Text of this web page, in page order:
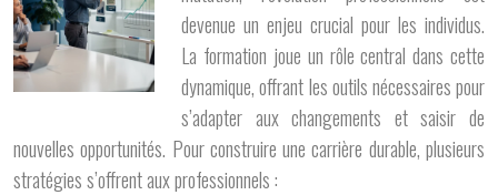
devenue un enjeu crucial pour les individus.
La formation joue un rôle central dans cette
dynamique, offrant les outils nécessaires pour
s’adapter aux changements et saisir de
nouvelles opportunités. Pour construire une carrière durable, plusieurs
stratégies s’offrent aux professionnels :